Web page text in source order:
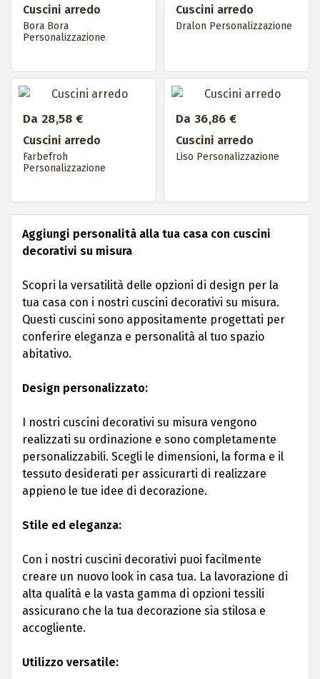
Cuscini arredo
Bora Bora
Personalizzazione
Cuscini arredo
Dralon Personalizzazione
Da 28,58 €
Cuscini arredo
Farbefroh
Personalizzazione
Da 36,86 €
Cuscini arredo
Liso Personalizzazione
Aggiungi personalità alla tua casa con cuscini
decorativi su misura
Scopri la versatilità delle opzioni di design per la
tua casa con i nostri cuscini decorativi su misura.
Questi cuscini sono appositamente progettati per
conferire eleganza e personalità al tuo spazio
abitativo.
Design personalizzato:
I nostri cuscini decorativi su misura vengono
realizzati su ordinazione e sono completamente
personalizzabili. Scegli le dimensioni, la forma e il
tessuto desiderati per assicurarti di realizzare
appieno le tue idee di decorazione.
Stile ed eleganza:
Con i nostri cuscini decorativi puoi facilmente
creare un nuovo look in casa tua. La lavorazione di
alta qualità e la vasta gamma di opzioni tessili
assicurano che la tua decorazione sia stilosa e
accogliente.
Utilizzo versatile: